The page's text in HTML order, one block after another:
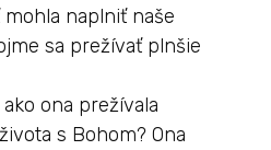
naplniť naše
sa prežívať plnšie
ona prežívala
s Bohom? Ona